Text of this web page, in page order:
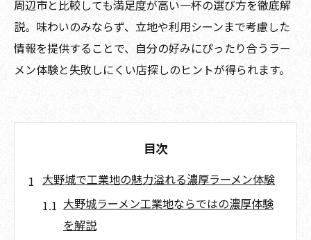
周辺市と比較しても満足度が高い一杯の選び方を徹底解
説。味わいのみならず、立地や利用シーンまで考慮した
情報を提供することで、自分の好みにぴったり合うラー
メン体験と失敗しにくい店探しのヒントが得られます。
目次
大野城で工業地の魅力溢れる濃厚ラーメン体験
大野城ラーメン工業地ならではの濃厚体験
を解説